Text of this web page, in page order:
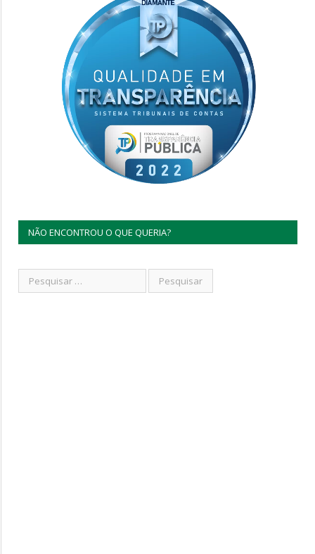
NÃO ENCONTROU O QUE QUERIA?